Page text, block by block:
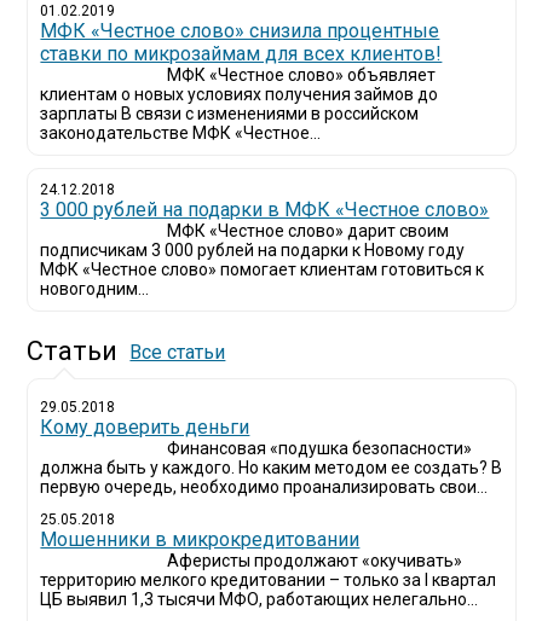
01.02.2019
МФК «Честное слово» снизила процентные
ставки по микрозаймам для всех клиентов!
МФК «Честное слово» объявляет
клиентам о новых условиях получения займов до
зарплаты В связи с изменениями в российском
законодательстве МФК «Честное...
24.12.2018
3 000 рублей на подарки в МФК «Честное слово»
МФК «Честное слово» дарит своим
подписчикам 3 000 рублей на подарки к Новому году
МФК «Честное слово» помогает клиентам готовиться к
новогодним...
Статьи Все статьи
29.05.2018
Кому доверить деньги
Финансовая «подушка безопасности»
должна быть у каждого. Но каким методом ее создать? В
первую очередь, необходимо проанализировать свои...
25.05.2018
Мошенники в микрокредитовании
Аферисты продолжают «окучивать»
территорию мелкого кредитовании – только за I квартал
ЦБ выявил 1,3 тысячи МФО, работающих нелегально...